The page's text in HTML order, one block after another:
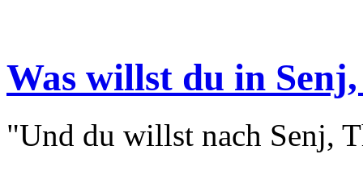
Was willst du in
"Und du willst nach Senj,